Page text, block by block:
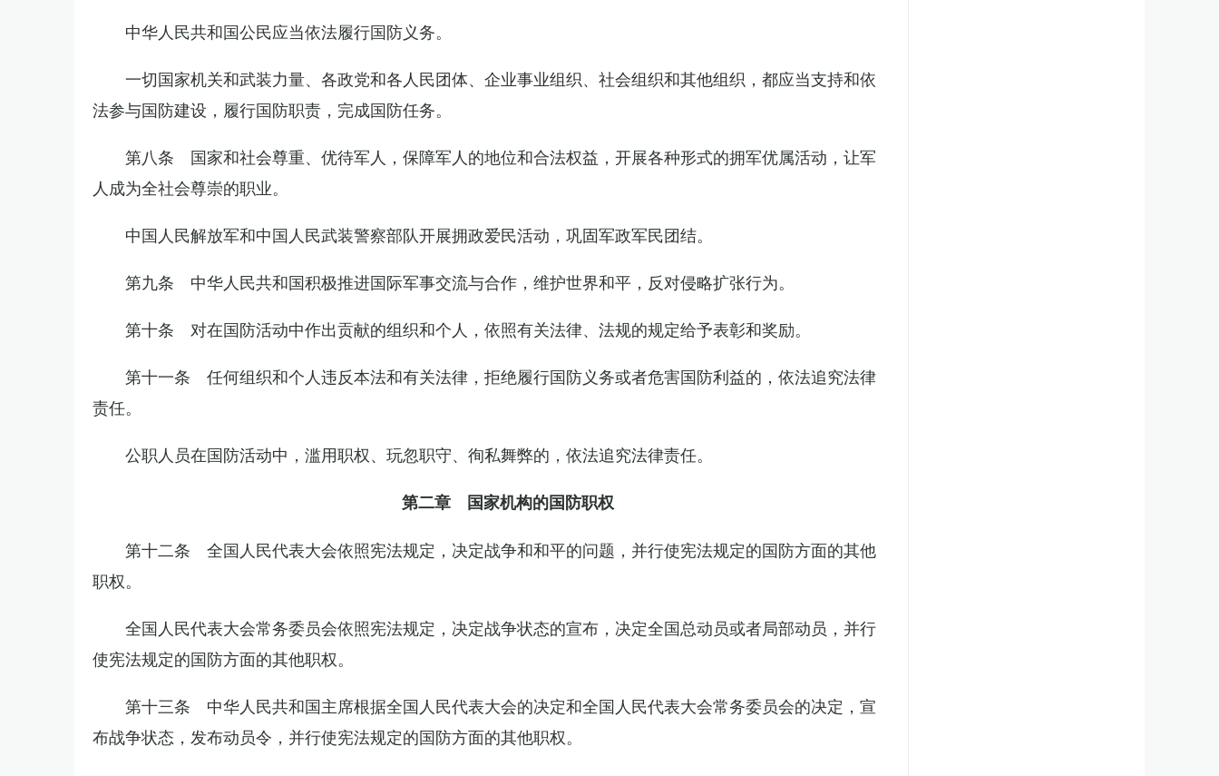
中华人民共和国公民应当依法履行国防义务。
一切国家机关和武装力量、各政党和各人民团体、企业事业组织、社会组织和其他组织，都应当支持和依
法参与国防建设，履行国防职责，完成国防任务。
第八条 国家和社会尊重、优待军人，保障军人的地位和合法权益，开展各种形式的拥军优属活动，让军
人成为全社会尊崇的职业。
中国人民解放军和中国人民武装警察部队开展拥政爱民活动，巩固军政军民团结。
第九条 中华人民共和国积极推进国际军事交流与合作，维护世界和平，反对侵略扩张行为。
第十条 对在国防活动中作出贡献的组织和个人，依照有关法律、法规的规定给予表彰和奖励。
第十一条 任何组织和个人违反本法和有关法律，拒绝履行国防义务或者危害国防利益的，依法追究法律
责任。
公职人员在国防活动中，滥用职权、玩忽职守、徇私舞弊的，依法追究法律责任。
第二章 国家机构的国防职权
第十二条 全国人民代表大会依照宪法规定，决定战争和和平的问题，并行使宪法规定的国防方面的其他
职权。
全国人民代表大会常务委员会依照宪法规定，决定战争状态的宣布，决定全国总动员或者局部动员，并行
使宪法规定的国防方面的其他职权。
第十三条 中华人民共和国主席根据全国人民代表大会的决定和全国人民代表大会常务委员会的决定，宣
布战争状态，发布动员令，并行使宪法规定的国防方面的其他职权。